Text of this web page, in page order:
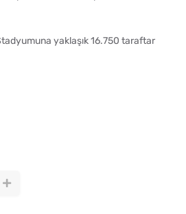
yaklaşık 16.750 taraftar